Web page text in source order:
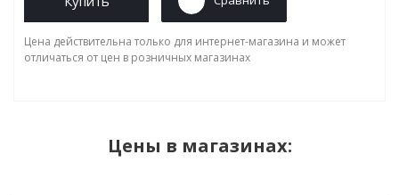
Цена действительна только для интернет-магазина и может
отличаться от цен в розничных магазинах
Цены в магазинах: